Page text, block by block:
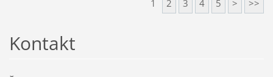
1 2 3 4 5 > >>
Kontakt